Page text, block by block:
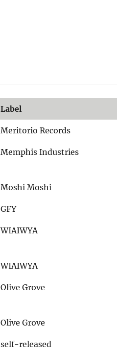
Label
Meritorio Records
Memphis Industries
Moshi Moshi
GFY
WIAIWYA
WIAIWYA
Olive Grove
Olive Grove
self-released